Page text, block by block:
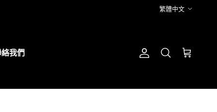
語言
繁體中文
我們
帳號搜尋 購物車